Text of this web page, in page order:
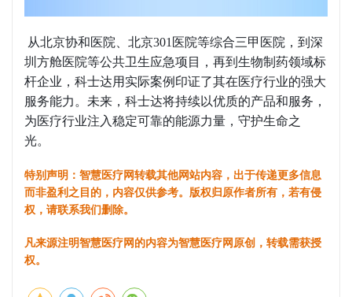
从北京协和医院、北京301医院等综合三甲医院，到深
圳方舱医院等公共卫生应急项目，再到生物制药领域标
杆企业，科士达用实际案例印证了其在医疗行业的强大
服务能力。未来，科士达将持续以优质的产品和服务，
为医疗行业注入稳定可靠的能源力量，守护生命之
光。
特别声明：智慧医疗网转载其他网站内容，出于传递更多信息
而非盈利之目的，内容仅供参考。版权归原作者所有，若有侵
权，请联系我们删除。
凡来源注明智慧医疗网的内容为智慧医疗网原创，转载需获授
权。